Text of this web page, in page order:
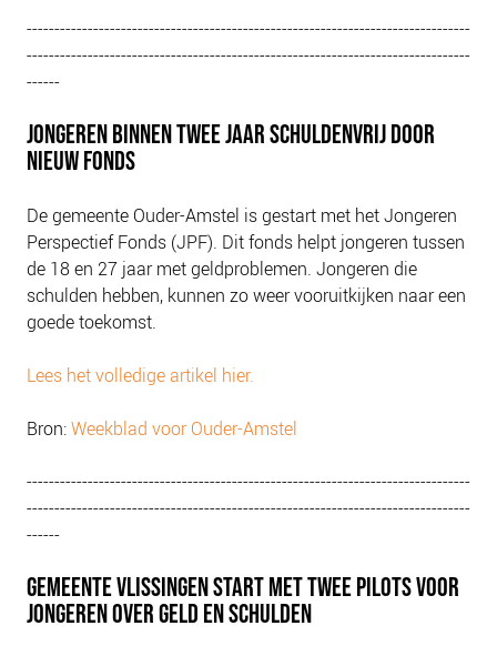
--------------------------------------------------------------------------------
--------------------------------------------------------------------------------
------
JONGEREN BINNEN TWEE JAAR SCHULDENVRIJ DOOR
NIEUW FONDS
De gemeente Ouder-Amstel is gestart met het Jongeren
Perspectief Fonds (JPF). Dit fonds helpt jongeren tussen
de 18 en 27 jaar met geldproblemen. Jongeren die
schulden hebben, kunnen zo weer vooruitkijken naar een
goede toekomst.
Lees het volledige artikel hier.
Bron:Weekblad voor Ouder-Amstel
--------------------------------------------------------------------------------
--------------------------------------------------------------------------------
------
GEMEENTE VLISSINGEN START MET TWEE PILOTS VOOR
JONGEREN OVER GELD EN SCHULDEN